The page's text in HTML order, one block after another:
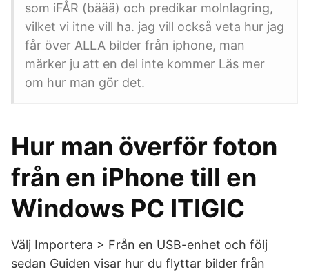
som iFÅR (bäää) och predikar molnlagring,
vilket vi itne vill ha. jag vill också veta hur jag
får över ALLA bilder från iphone, man
märker ju att en del inte kommer Läs mer
om hur man gör det.
Hur man överför foton
från en iPhone till en
Windows PC ITIGIC
Välj Importera > Från en USB-enhet och följ
sedan Guiden visar hur du flyttar bilder från